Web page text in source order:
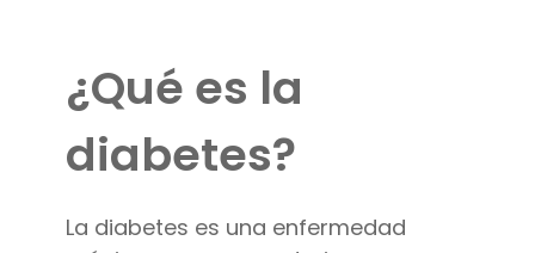
¿Qué es la
diabetes?
La diabetes es una enfermedad